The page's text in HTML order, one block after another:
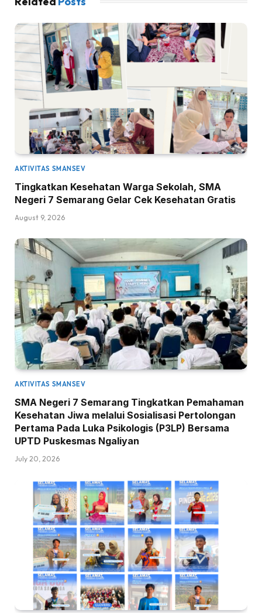
AKTIVITAS SMANSEV
Tingkatkan Kesehatan Warga Sekolah, SMA
Negeri 7 Semarang Gelar Cek Kesehatan Gratis
August 9, 2026
AKTIVITAS SMANSEV
SMA Negeri 7 Semarang Tingkatkan Pemahaman
Kesehatan Jiwa melalui Sosialisasi Pertolongan
Pertama Pada Luka Psikologis (P3LP) Bersama
UPTD Puskesmas Ngaliyan
July 20, 2026